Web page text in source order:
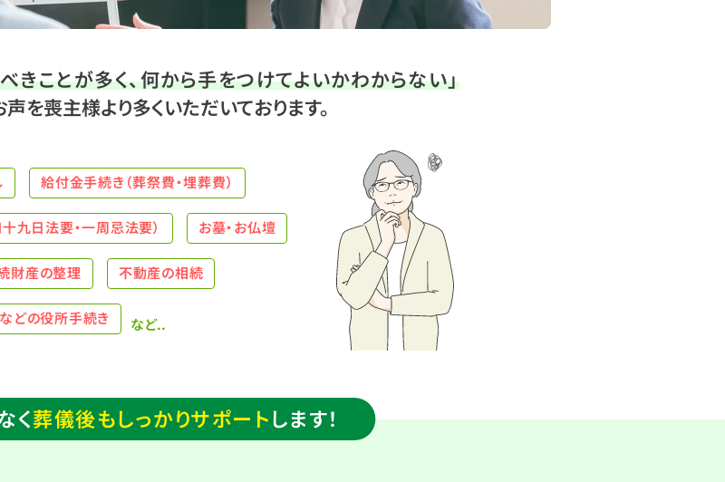
きことが多く、何から手をつけてよいかわからない」
を喪主様より多くいただいております。
給付金手続き（葬祭費・埋葬費）
九日法要・一周忌法要） お墓・お仏壇
財産の整理 不動産の相続
どの役所手続き など..
く葬儀後もしっかりサポートします！